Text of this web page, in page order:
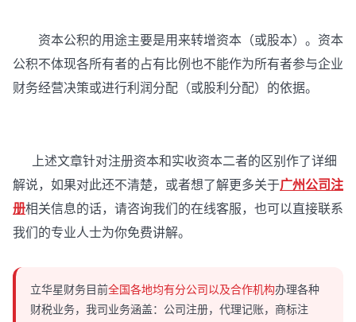
资本公积的用途主要是用来转增资本（或股本）。资本
公积不体现各所有者的占有比例也不能作为所有者参与企业
财务经营决策或进行利润分配（或股利分配）的依据。
上述文章针对注册资本和实收资本二者的区别作了详细
解说，如果对此还不清楚，或者想了解更多关于广州公司注
册相关信息的话，请咨询我们的在线客服，也可以直接联系
我们的专业人士为你免费讲解。
立华星财务目前全国各地均有分公司以及合作机构办理各种
财税业务，我司业务涵盖：公司注册，代理记账，商标注